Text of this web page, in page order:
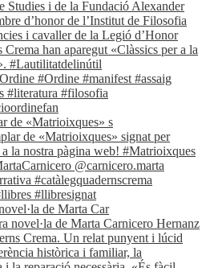
de «Matrioixques» s
de Marta Car